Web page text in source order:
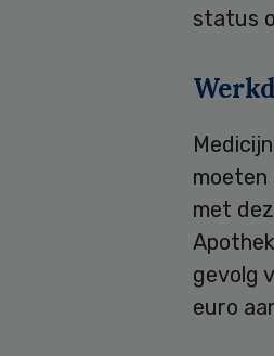
status
met
gevolg
euro